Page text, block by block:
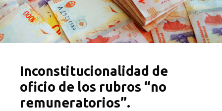
Inconstitucionalidad de
oficio de los rubros “no
remuneratorios”.